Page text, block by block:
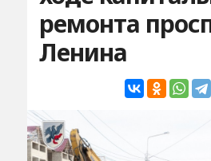
ремонта
Ленина